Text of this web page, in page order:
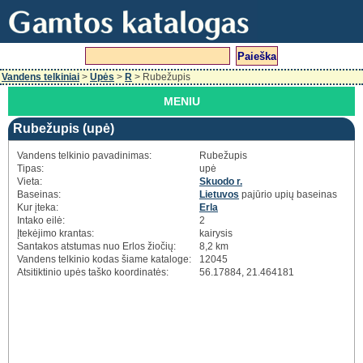
Vandens telkiniai > Upės > R > Rubežupis
MENIU
Rubežupis (upė)
Vandens telkinio pavadinimas:
Rubežupis
Tipas:
upė
Vieta:
Skuodo r.
Baseinas:
Lietuvos pajūrio upių baseinas
Kur įteka:
Erla
Intako eilė:
2
Įtekėjimo krantas:
kairysis
Santakos atstumas nuo Erlos žiočių:
8,2 km
Vandens telkinio kodas šiame kataloge:
12045
Atsitiktinio upės taško koordinatės:
56.17884, 21.464181